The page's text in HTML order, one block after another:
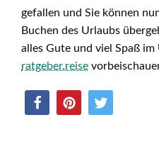
gefallen und Sie können
Buchen des Urlaubs
alles Gute und viel Spaß
ratgeber.reise